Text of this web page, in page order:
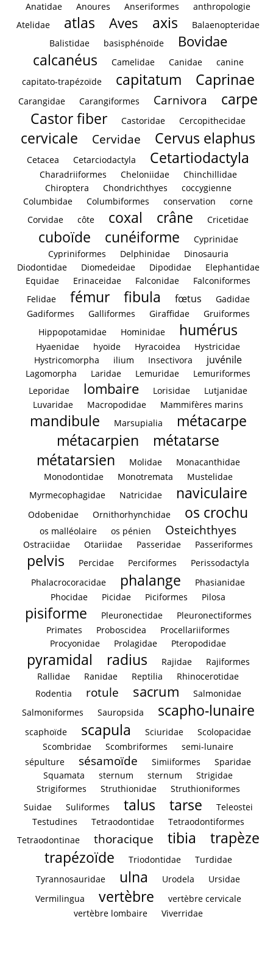
Anatidae
Anoures Anseriformes
anthropologie
Atelidae
atlas Aves axis
Balaenopteridae
Balistidae
basisphénoïde Bovidae
calcanéus Camelidae Canidae
canine
capitato-trapézoïde
capitatum Caprinae
Carangidae Carangiformes Carnivora
carpe
Castor fiber
Castoridae Cercopithecidae
cervicale Cervidae Cervus elaphus
Cetacea Cetarciodactyla Cetartiodactyla
Charadriiformes Cheloniidae
Chinchillidae
Chiroptera
Chondrichthyes
coccygienne
Columbidae
Columbiformes conservation
corne
Corvidae
côte coxal crâne Cricetidae
cuboïde cunéiforme
Cyprinidae
Cypriniformes
Delphinidae
Dinosauria
Diodontidae
Diomedeidae Dipodidae
Elephantidae
Equidae
Erinaceidae Falconidae
Falconiformes
Felidae
fémur fibula fœtus
Gadidae
Gadiformes
Galliformes Giraffidae
Gruiformes
Hippopotamidae
Hominidae humérus
Hyaenidae hyoïde Hyracoidea
Hystricidae
Hystricomorpha
ilium Insectivora juvénile
Lagomorpha Laridae Lemuridae
Lemuriformes
Leporidae
lombaire Lorisidae
Lutjanidae
Luvaridae
Macropodidae Mammifères marins
mandibule Marsupialia
métacarpe
métacarpien
métatarse
métatarsien
Molidae
Monacanthidae
Monodontidae
Monotremata
Mustelidae
Myrmecophagidae
Natricidae naviculaire
Odobenidae Ornithorhynchidae os crochu
os malléolaire os pénien Osteichthyes
Ostraciidae Otariidae Passeridae Passeriformes
pelvis Percidae Perciformes
Perissodactyla
Phalacrocoracidae
phalange
Phasianidae
Phocidae
Picidae Piciformes Pilosa
pisiforme Pleuronectidae
Pleuronectiformes
Primates
Proboscidea
Procellariiformes
Procyonidae
Prolagidae Pteropodidae
pyramidal radius Rajidae
Rajiformes
Rallidae
Ranidae Reptilia
Rhinocerotidae
Rodentia
rotule sacrum
Salmonidae
Salmoniformes
Sauropsida scapho-lunaire
scaphoïde scapula Sciuridae
Scolopacidae
Scombridae
Scombriformes
semi-lunaire
sépulture
sésamoïde Simiiformes
Sparidae
Squamata
sternum sternum
Strigidae
Strigiformes
Struthionidae
Struthioniformes
Suidae
Suliformes talus tarse
Teleostei
Testudines
Tetraodontidae
Tetraodontiformes
Tetraodontinae
thoracique tibia
trapèze
trapézoïde
Triodontidae
Turdidae
Tyrannosauridae
ulna Urodela
Ursidae
Vermilingua
vertèbre
vertèbre cervicale
vertèbre lombaire
Viverridae